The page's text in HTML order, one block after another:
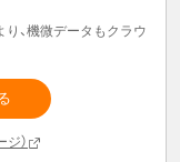
、機微データもクラウ
）